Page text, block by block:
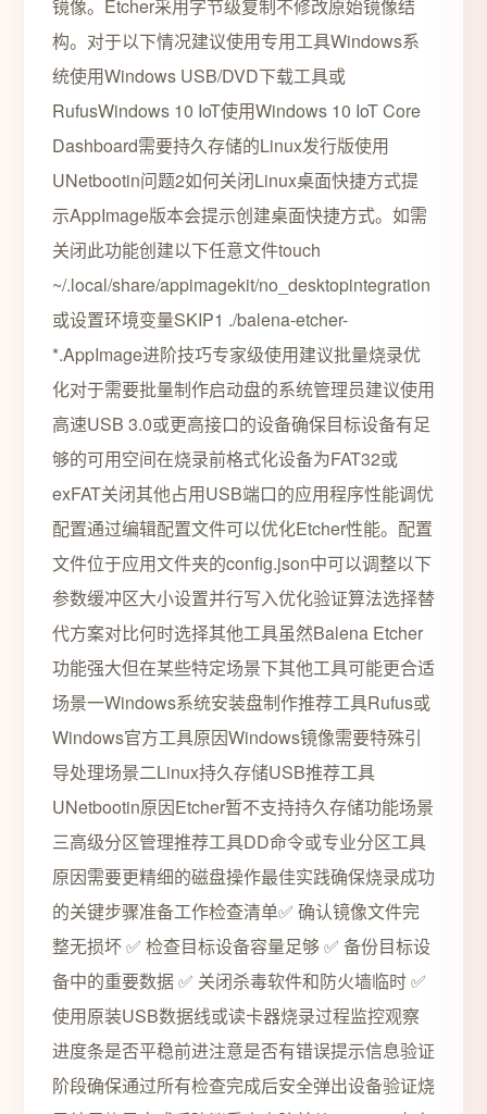
镜像。Etcher采用字节级复制不修改原始镜像结
构。对于以下情况建议使用专用工具Windows系
统使用Windows USB/DVD下载工具或
RufusWindows 10 IoT使用Windows 10 IoT Core
Dashboard需要持久存储的Linux发行版使用
UNetbootin问题2如何关闭Linux桌面快捷方式提
示AppImage版本会提示创建桌面快捷方式。如需
关闭此功能创建以下任意文件touch
~/.local/share/appimagekit/no_desktopintegration
或设置环境变量SKIP1 ./balena-etcher-
*.AppImage进阶技巧专家级使用建议批量烧录优
化对于需要批量制作启动盘的系统管理员建议使用
高速USB 3.0或更高接口的设备确保目标设备有足
够的可用空间在烧录前格式化设备为FAT32或
exFAT关闭其他占用USB端口的应用程序性能调优
配置通过编辑配置文件可以优化Etcher性能。配置
文件位于应用文件夹的config.json中可以调整以下
参数缓冲区大小设置并行写入优化验证算法选择替
代方案对比何时选择其他工具虽然Balena Etcher
功能强大但在某些特定场景下其他工具可能更合适
场景一Windows系统安装盘制作推荐工具Rufus或
Windows官方工具原因Windows镜像需要特殊引
导处理场景二Linux持久存储USB推荐工具
UNetbootin原因Etcher暂不支持持久存储功能场景
三高级分区管理推荐工具DD命令或专业分区工具
原因需要更精细的磁盘操作最佳实践确保烧录成功
的关键步骤准备工作检查清单✅ 确认镜像文件完
整无损坏 ✅ 检查目标设备容量足够 ✅ 备份目标设
备中的重要数据 ✅ 关闭杀毒软件和防火墙临时 ✅
使用原装USB数据线或读卡器烧录过程监控观察
进度条是否平稳前进注意是否有错误提示信息验证
阶段确保通过所有检查完成后安全弹出设备验证烧